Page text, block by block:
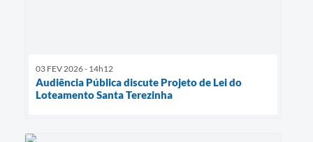
03 FEV 2026 - 14h12
Audiência Pública discute Projeto de Lei do
Loteamento Santa Terezinha